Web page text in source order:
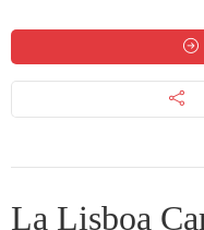
La Lisboa